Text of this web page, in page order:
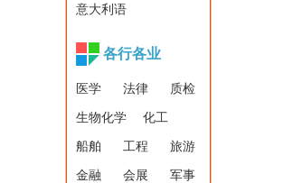
意大利语
各行各业
医学 法律 质检
生物化学 化工
船舶 工程 旅游
金融 会展 军事